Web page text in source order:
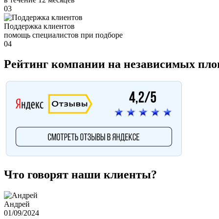
03
Поддержка клиентов
помощь специалистов при подборе
04
Рейтинг компании на независимых
Что говорят наши клиенты?
Андрей
01/09/2024